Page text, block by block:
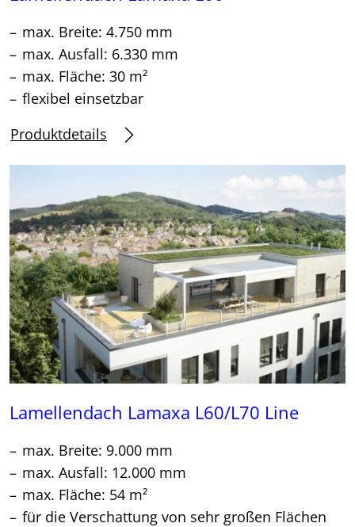
max. Breite: 4.750 mm
max. Ausfall: 6.330 mm
max. Fläche: 30 m²
flexibel einsetzbar
Produktdetails
Lamellendach Lamaxa L60/L70 Line
max. Breite: 9.000 mm
max. Ausfall: 12.000 mm
max. Fläche: 54 m²
für die Verschattung von sehr großen Flächen